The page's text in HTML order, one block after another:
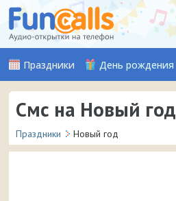
Праздники День рождения
Смс на Новый год
Праздники Новый год